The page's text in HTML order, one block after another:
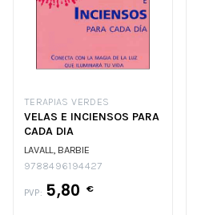
TERAPIAS VERDES
VELAS E INCIENSOS PARA
CADA DIA
LAVALL, BARBIE
9788496194427
PVP: 5,80 €